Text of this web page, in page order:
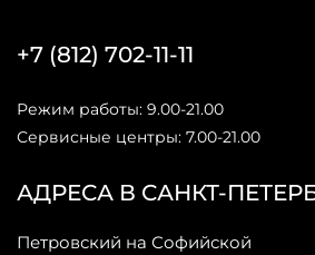
АДРЕСА В САНКТ-
Петровский на Софийской
+7 (812) 702-11-11
Режим работы: 9.00-21.00
Сервисные центры: 7.00-21.00